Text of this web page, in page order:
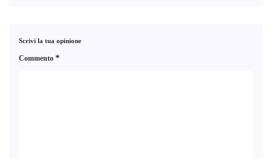
Scrivi la tua opinione
Commento *